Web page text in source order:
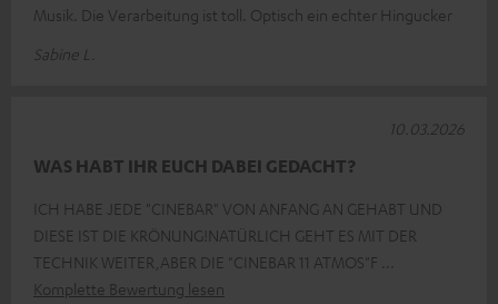
Musik. Die Verarbeitung ist toll. Optisch ein echter Hingucker
Sabine L.
WAS HABT IHR EUCH DABEI GEDACHT?
ICH HABE JEDE "CINEBAR" VON ANFANG AN GEHABT UND
DIESE IST DIE KRÖNUNG!NATÜRLICH GEHT ES MIT DER
TECHNIK WEITER,ABER DIE "CINEBAR 11 ATMOS"F
Komplette Bewertung lesen
10.03.2026